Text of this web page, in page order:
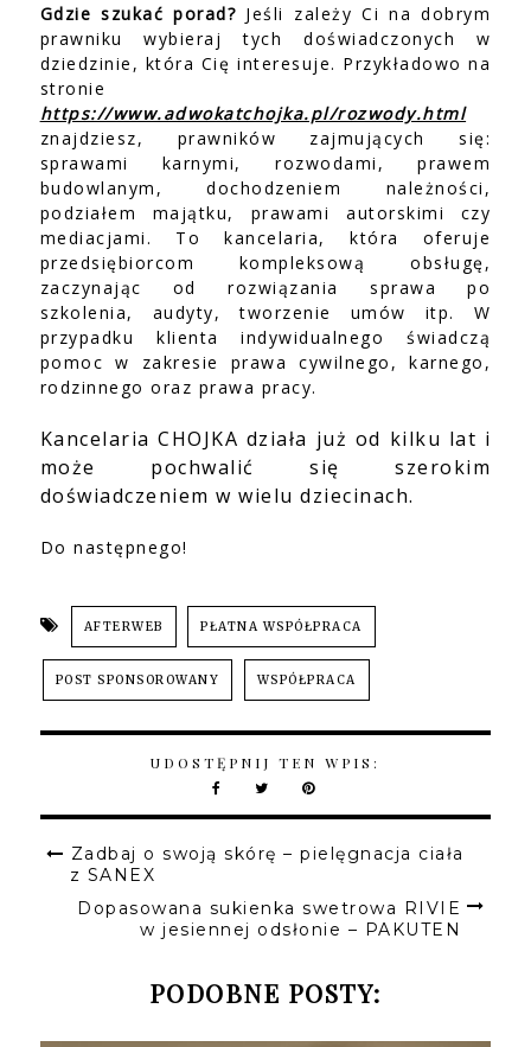
Gdzie szukać porad? Jeśli zależy Ci na dobrym
prawniku wybieraj tych doświadczonych w
dziedzinie, która Cię interesuje. Przykładowo na
stronie
https://www.adwokatchojka.pl/rozwody.html
znajdziesz, prawników zajmujących się:
sprawami karnymi, rozwodami, prawem
budowlanym, dochodzeniem należności,
podziałem majątku, prawami autorskimi czy
mediacjami. To kancelaria, która oferuje
przedsiębiorcom kompleksową obsługę,
zaczynając od rozwiązania sprawa po
szkolenia, audyty, tworzenie umów itp. W
przypadku klienta indywidualnego świadczą
pomoc w zakresie prawa cywilnego, karnego,
rodzinnego oraz prawa pracy.
Kancelaria CHOJKA działa już od kilku lat i
może pochwalić się szerokim
doświadczeniem w wielu dziecinach.
Do następnego!
AFTERWEB PŁATNA WSPÓŁPRACA
POST SPONSOROWANY WSPÓŁPRACA
UDOSTĘPNIJ TEN WPIS:
Zadbaj o swoją skórę – pielęgnacja ciała
z SANEX
Dopasowana sukienka swetrowa RIVIE
w jesiennej odsłonie – PAKUTEN
PODOBNE POSTY: